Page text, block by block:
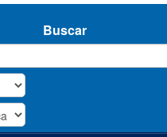
Buscar